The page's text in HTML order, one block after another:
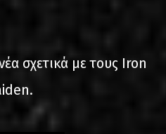
GR
σχετικά με τους Iron